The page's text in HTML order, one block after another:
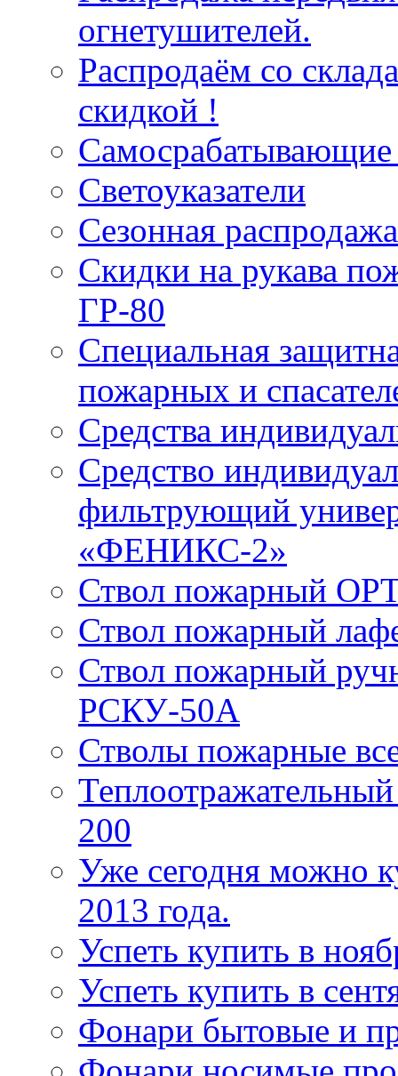
огнетушителей.
Распродаём со
скидкой !
Самосрабатывающие
Светоуказатели
Сезонная
Скидки на рукава
ГР-80
Специальная
пожарных и
Средства
Средство
фильтрующий
«ФЕНИКС-2»
Ствол пожарный
Ствол пожарный
Ствол пожарный
РСКУ-50А
Стволы пожарные
200
Уже сегодня можно
2013 года.
Успеть купить в
Успеть купить в
Фонари бытовые и